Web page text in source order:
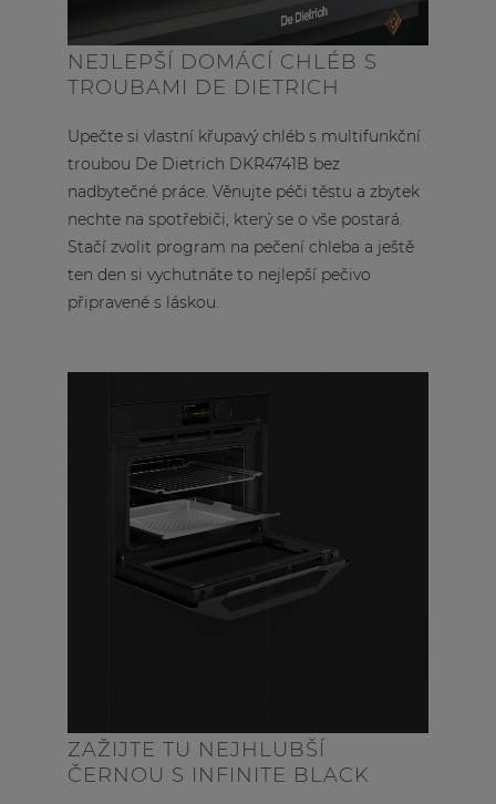
NEJLEPŠÍ DOMÁCÍ CHLÉB S
TROUBAMI DE DIETRICH
Upečte si vlastní křupavý chléb s multifunkční
troubou De Dietrich DKR4741B bez
nadbytečné práce. Věnujte péči těstu a zbytek
nechte na spotřebiči, který se o vše postará.
Stačí zvolit program na pečení chleba a ještě
ten den si vychutnáte to nejlepší pečivo
připravené s láskou.
ZAŽIJTE TU NEJHLUBŠÍ
ČERNOU S INFINITE BLACK